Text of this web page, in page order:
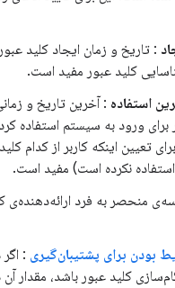
: تاریخ و زمان ایجاد کلید
کلید عبور مفید است.
استفاده : آخرین تاریخ و
برای ورود به سیستم استفاده
تعیین اینکه کاربر از کدام
استفاده نکرده است) مفید است.
منحصر به فرد ارائه‌دهنده‌ی
بودن برای پشتیبان‌گیری :
کلید عبور باشد، مقدار